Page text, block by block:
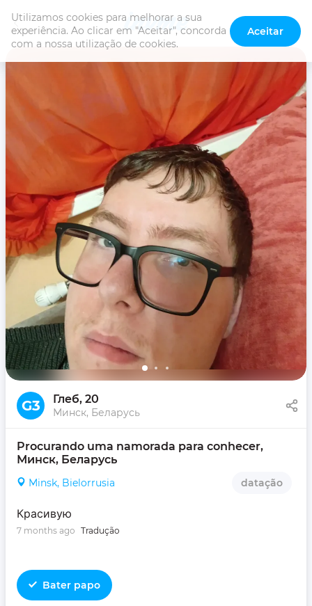
Utilizamos cookies para melhorar a sua
experiência. Ao clicar em "Aceitar", concorda
com a nossa utilização de cookies.
Aceitar
G3 Глеб, 20
Минск, Беларусь
Procurando uma namorada para conhecer,
Минск, Беларусь
Minsk, Bielorrusia datação
Красивую
7 months ago Tradução
Bater papo